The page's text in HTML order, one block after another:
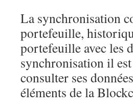
La synchronisation
portefeuille,
portefeuille avec les
synchronisation il
consulter ses
éléments de la